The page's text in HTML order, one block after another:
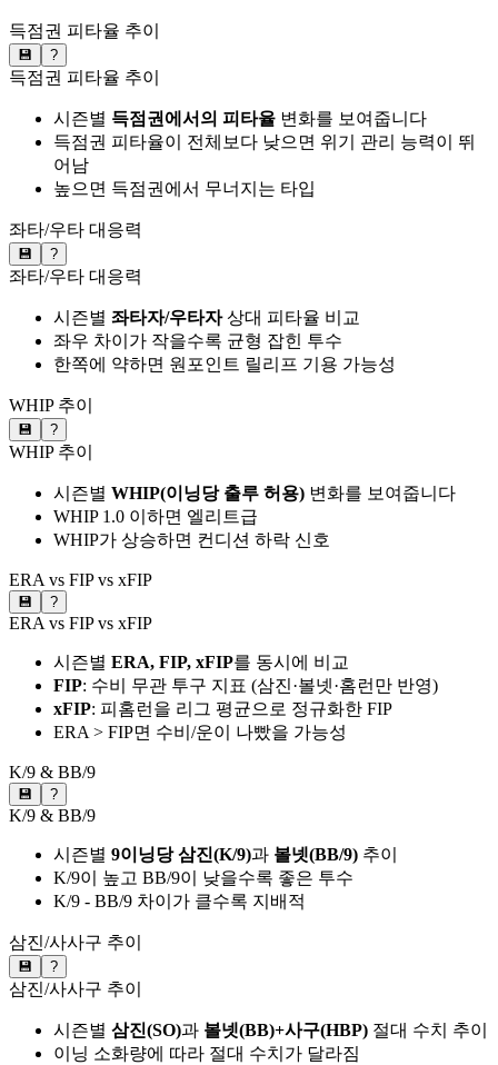
득점권 피타율 추이
💾 ?
득점권 피타율 추이
시즌별 득점권에서의 피타율 변화를 보여줍니다
득점권 피타율이 전체보다 낮으면 위기 관리 능력이 뛰
어남
높으면 득점권에서 무너지는 타입
좌타/우타 대응력
💾 ?
좌타/우타 대응력
시즌별 좌타자/우타자상대 피타율 비교
좌우 차이가 작을수록 균형 잡힌 투수
한쪽에 약하면 원포인트 릴리프 기용 가능성
WHIP 추이
💾 ?
WHIP 추이
시즌별 WHIP(이닝당 출루 허용) 변화를 보여줍니다
WHIP 1.0 이하면 엘리트급
WHIP가 상승하면 컨디션 하락 신호
ERA vs FIP vs xFIP
💾 ?
ERA vs FIP vs xFIP
시즌별 ERA, FIP, xFIP를 동시에 비교
FIP: 수비 무관 투구 지표 (삼진·볼넷·홈런만 반영)
xFIP: 피홈런을 리그 평균으로 정규화한 FIP
ERA > FIP면 수비/운이 나빴을 가능성
K/9 & BB/9
💾 ?
K/9 & BB/9
시즌별 9이닝당 삼진(K/9)과 볼넷(BB/9) 추이
K/9이 높고 BB/9이 낮을수록 좋은 투수
K/9 - BB/9 차이가 클수록 지배적
삼진/사사구 추이
💾 ?
삼진/사사구 추이
시즌별 삼진(SO)과 볼넷(BB)+사구(HBP) 절대 수치 추이
이닝 소화량에 따라 절대 수치가 달라짐